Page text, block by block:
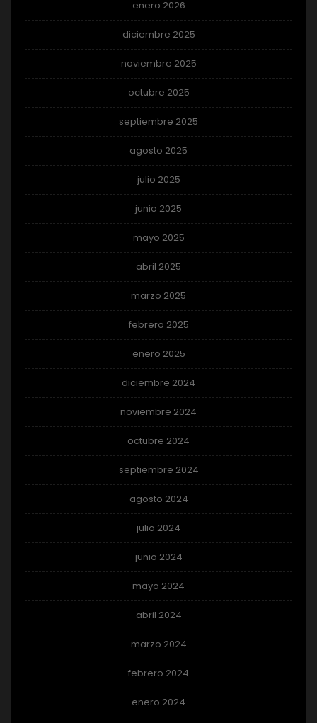
enero 2026
diciembre 2025
noviembre 2025
octubre 2025
septiembre 2025
agosto 2025
julio 2025
junio 2025
mayo 2025
abril 2025
marzo 2025
febrero 2025
enero 2025
diciembre 2024
noviembre 2024
octubre 2024
septiembre 2024
agosto 2024
julio 2024
junio 2024
mayo 2024
abril 2024
marzo 2024
febrero 2024
enero 2024